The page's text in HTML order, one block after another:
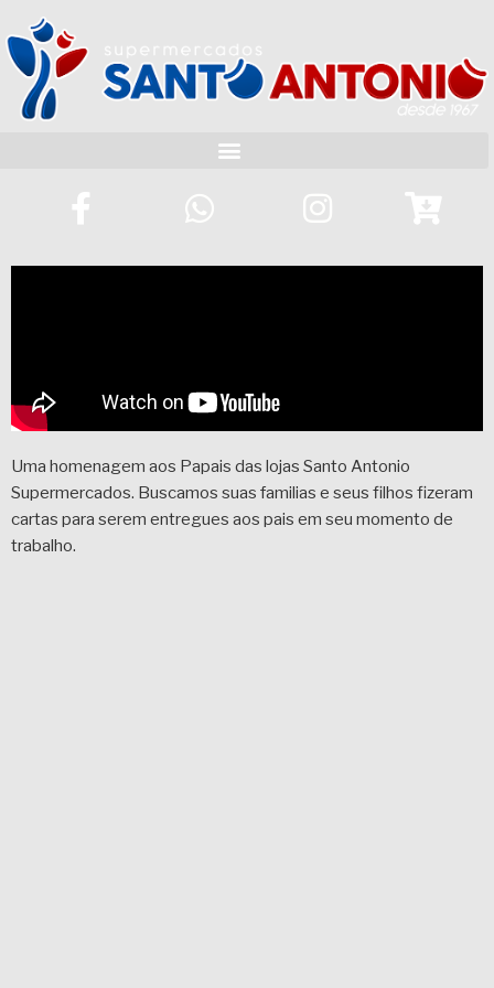
Uma homenagem aos Papais das lojas Santo Antonio
Supermercados. Buscamos suas familias e seus filhos fizeram
cartas para serem entregues aos pais em seu momento de
trabalho.